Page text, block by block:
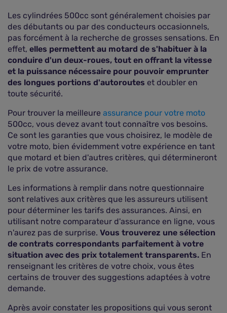
Les cylindrées 500cc sont généralement choisies par
des débutants ou par des conducteurs occasionnels,
pas forcément à la recherche de grosses sensations. En
effet, elles permettent au motard de s'habituer à la
conduire d'un deux-roues, tout en offrant la vitesse
et la puissance nécessaire pour pouvoir emprunter
des longues portions d'autoroutes et doubler en
toute sécurité.
Pour trouver la meilleure assurance pour votre moto
500cc, vous devez avant tout connaître vos besoins.
Ce sont les garanties que vous choisirez, le modèle de
votre moto, bien évidemment votre expérience en tant
que motard et bien d'autres critères, qui détermineront
le prix de votre assurance.
Les informations à remplir dans notre questionnaire
sont relatives aux critères que les assureurs utilisent
pour déterminer les tarifs des assurances. Ainsi, en
utilisant notre comparateur d'assurance en ligne, vous
n'aurez pas de surprise. Vous trouverez une sélection
de contrats correspondants parfaitement à votre
situation avec des prix totalement transparents. En
renseignant les critères de votre choix, vous êtes
certains de trouver des suggestions adaptées à votre
demande.
Après avoir constater les propositions qui vous seront